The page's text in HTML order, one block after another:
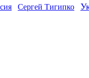
Сергей Тигипко